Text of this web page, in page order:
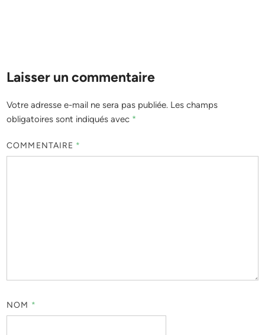
Laisser un commentaire
Votre adresse e-mail ne sera pas publiée. Les champs
obligatoires sont indiqués avec *
COMMENTAIRE *
NOM *